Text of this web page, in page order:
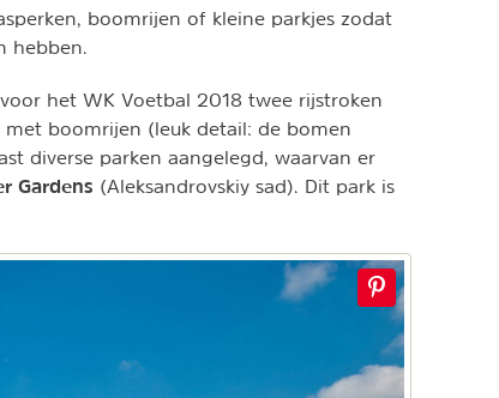
boomrijen of kleine parkjes zodat
hebben.
het WK Voetbal 2018 twee rijstroken
boomrijen (leuk detail: de bomen
diverse parken aangelegd, waarvan er
Gardens (Aleksandrovskiy sad). Dit park is